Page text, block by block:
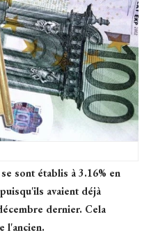
sont établis à 3.16% en
avaient déjà
dernier. Cela
l'ancien.